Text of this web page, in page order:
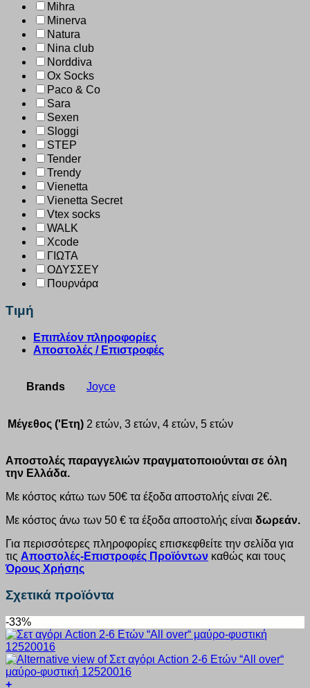
Mihra
Minerva
Natura
Nina club
Norddiva
Ox Socks
Paco & Co
Sara
Sexen
Sloggi
STEP
Tender
Trendy
Vienetta
Vienetta Secret
Vtex socks
WALK
Xcode
ΓΙΩΤΑ
ΟΔΥΣΣΕΥ
Πουρνάρα
Τιμή
Επιπλέον πληροφορίες
Αποστολές / Επιστροφές
Brands Joyce
Μέγεθος ('Ετη) 2 ετών, 3 ετών, 4 ετών, 5 ετών
Αποστολές παραγγελιών πραγματοποιούνται σε όλη
την Ελλάδα.
Με κόστος κάτω των 50€ τα έξοδα αποστολής είναι 2€.
Με κόστος άνω των 50 € τα έξοδα αποστολής είναι δωρεάν.
Για περισσότερες πληροφορίες επισκεφθείτε την σελίδα για
τις Αποστολές-Επιστροφές Προϊόντων καθώς και τους
Όρους Χρήσης
Σχετικά προϊόντα
-33%
+